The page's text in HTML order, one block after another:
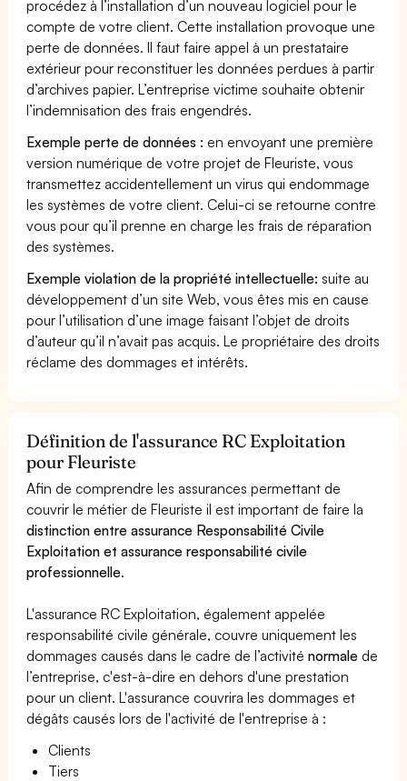
procédez à l’installation d’un nouveau logiciel pour le
compte de votre client. Cette installation provoque une
perte de données. Il faut faire appel à un prestataire
extérieur pour reconstituer les données perdues à partir
d’archives papier. L’entreprise victime souhaite obtenir
l’indemnisation des frais engendrés.
Exemple perte de données : en envoyant une première
version numérique de votre projet de Fleuriste, vous
transmettez accidentellement un virus qui endommage
les systèmes de votre client. Celui-ci se retourne contre
vous pour qu’il prenne en charge les frais de réparation
des systèmes.
Exemple violation de la propriété intellectuelle: suite au
développement d’un site Web, vous êtes mis en cause
pour l’utilisation d’une image faisant l’objet de droits
d’auteur qu’il n’avait pas acquis. Le propriétaire des droits
réclame des dommages et intérêts.
Définition de l'assurance RC Exploitation
pour Fleuriste
Afin de comprendre les assurances permettant de
couvrir le métier de Fleuriste il est important de faire la
distinction entre assurance Responsabilité Civile
Exploitation et assurance responsabilité civile
professionnelle.
L'assurance RC Exploitation, également appelée
responsabilité civile générale, couvre uniquement les
dommages causés dans le cadre de l’activiténormale de
l’entreprise, c'est-à-dire en dehors d'une prestation
pour un client. L'assurance couvrira les dommages et
dégâts causés lors de l'activité de l'entreprise à :
Clients
Tiers